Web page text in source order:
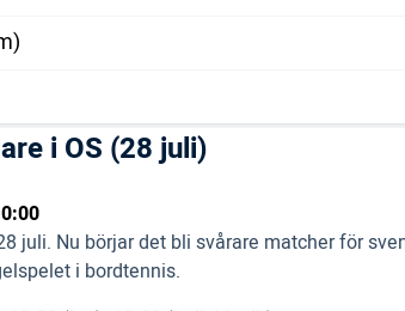
i OS (28 juli)
juli. Nu börjar det bli svårare matcher för
i bordtennis.